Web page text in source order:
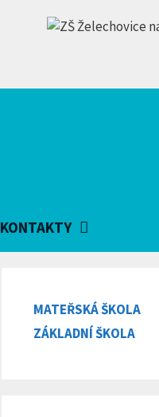
KONTAKTY
MATEŘSKÁ ŠKOLA
ZÁKLADNÍ ŠKOLA